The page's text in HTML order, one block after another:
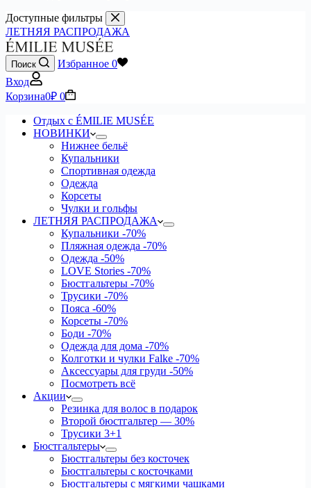
Доступные фильтры
ЛЕТНЯЯ РАСПРОДАЖА
Поиск Избранное 0
Вход
Корзина0₽ 0
Отдых с ÉMILIE MUSÉE
НОВИНКИ
Нижнее бельё
Купальники
Спортивная одежда
Одежда
Корсеты
Чулки и гольфы
ЛЕТНЯЯ РАСПРОДАЖА
Купальники -70%
Пляжная одежда -70%
Одежда -50%
LOVE Stories -70%
Бюстгальтеры -70%
Трусики -70%
Пояса -60%
Корсеты -70%
Боди -70%
Одежда для дома -70%
Колготки и чулки Falke -70%
Аксессуары для груди -50%
Посмотреть всё
Акции
Резинка для волос в подарок
Второй бюстгальтер — 30%
Трусики 3+1
Бюстгальтеры
Бюстгальтеры без косточек
Бюстгальтеры с косточками
Бюстгальтеры с мягкими чашками